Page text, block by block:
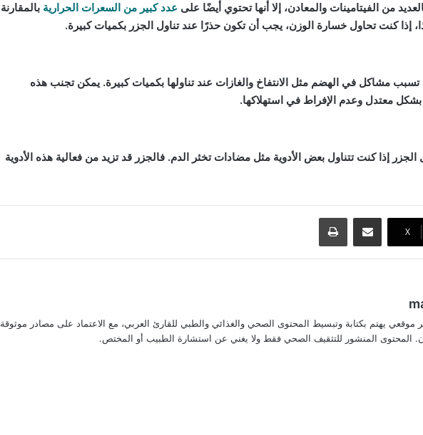
من الفيتامينات والمعادن، إلا أنها تحتوي أيضًا على عدد كبير من السعرات الحرارية بالمقارنة
إذا كنت تحاول خسارة الوزن، يجب أن تكون حذرًا عند تناول الجزر بكميات كبيرة.
تسبب مشاكل في الهضم مثل الانتفاخ والغازات عند تناولها بكميات كبيرة. يمكن تجنب هذه
معتدل وعدم الإفراط في استهلاكها.
إذا كنت تتناول بعض الأدوية مثل مضادات تخثر الدم. فالجزر قد تزيد من فعالية هذه الأدوية
‫X
مشاركة عبر البريد طباعة
موقعي يهتم بكتابة وتبسيط المحتوى الصحي والغذائي والطبي للقارئ العربي، مع الاعتماد على مصادر موثوقة
المحتوى المنشور للتثقيف الصحي فقط ولا يغني عن استشارة الطبيب أو المختص.